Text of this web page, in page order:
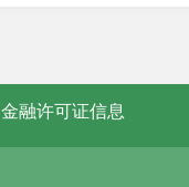
金融许可证信息